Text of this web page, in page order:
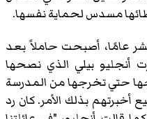
مسدس لحماية نفسها.
أصبحت حاملاً بعد
بيلي الذي نصحها
تخرجها من المدرسة
بذلك الأمر. كان رد